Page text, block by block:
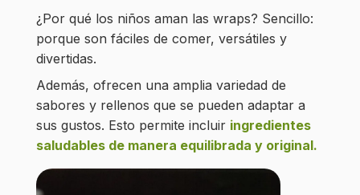
¿Por qué los niños aman las wraps? Sencillo:
porque son fáciles de comer, versátiles y
divertidas.
Además, ofrecen una amplia variedad de
sabores y rellenos que se pueden adaptar a
sus gustos. Esto permite incluir ingredientes
saludables de manera equilibrada y original.